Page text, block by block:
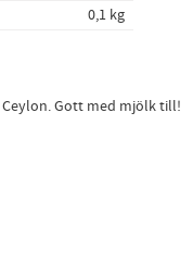
0,1 kg
Gott med mjölk till!